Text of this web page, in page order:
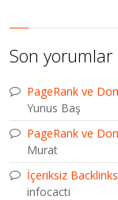
Son yorumlar
PageRank ve
Yunus Baş
PageRank ve
Murat
İçeriksiz
infocacti